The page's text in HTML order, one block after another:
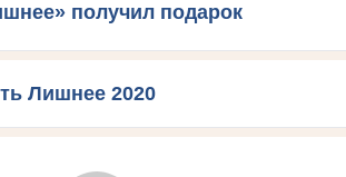
получил подарок
Лишнее 2020